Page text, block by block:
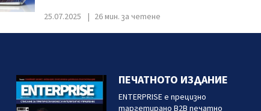
25.07.2025 26 мин. за четене
ПЕЧАТНОТО ИЗДАНИЕ
ENTERPRISE е прецизно
таргетирано B2B печатно